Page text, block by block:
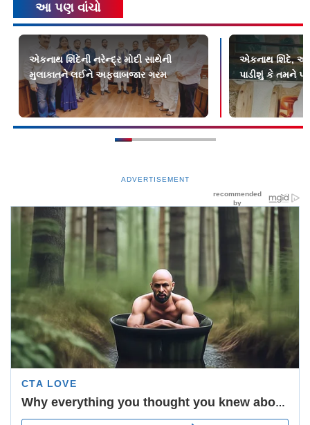
આ પણ વાંચો
એકનાથ શિંદેની નરેન્દ્ર મોદી સાથેની
મુલાકાતને લઈને અફવાબજાર ગરમ
એકનાથ શિંદે, અમે
પાડીશું કે તમને
ADVERTISEMENT